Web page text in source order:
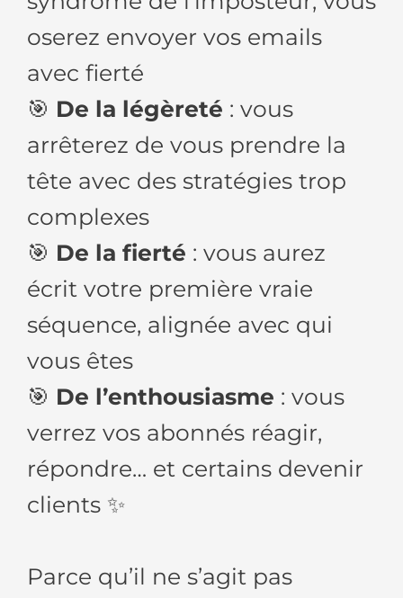
oserez envoyer vos emails
avec fierté
🎯 De la légèreté : vous
arrêterez de vous prendre la
tête avec des stratégies trop
complexes
🎯 De la fierté : vous aurez
écrit votre première vraie
séquence, alignée avec qui
vous êtes
🎯 De l’enthousiasme : vous
verrez vos abonnés réagir,
répondre… et certains devenir
clients ✨
Parce qu’il ne s’agit pas